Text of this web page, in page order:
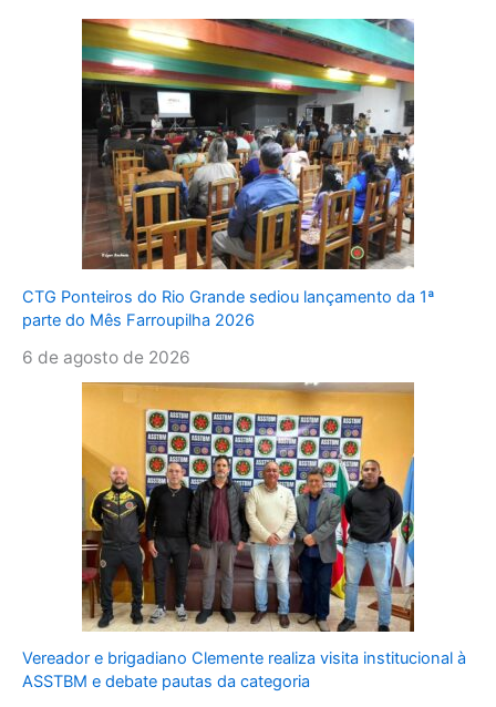
CTG Ponteiros do Rio Grande sediou lançamento da 1ª
parte do Mês Farroupilha 2026
6 de agosto de 2026
Vereador e brigadiano Clemente realiza visita institucional à
ASSTBM e debate pautas da categoria